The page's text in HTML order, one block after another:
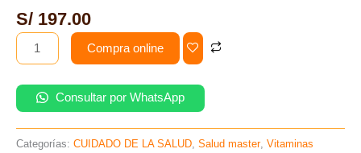
S/ 197.00
+
Cianocobalamina
1mg)
Tab
-
Caja
x100un
(B)
Compra online
Consultar por WhatsApp
Categorías: CUIDADO DE LA SALUD Salud master, Vitaminas